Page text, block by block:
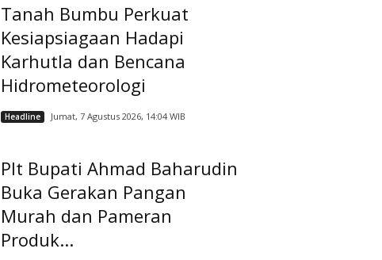
Tanah Bumbu Perkuat
Kesiapsiagaan Hadapi
Karhutla dan Bencana
Hidrometeorologi
Headline Jumat, 7 Agustus 2026, 14:04 WIB
Plt Bupati Ahmad Baharudin
Buka Gerakan Pangan
Murah dan Pameran
Produk...